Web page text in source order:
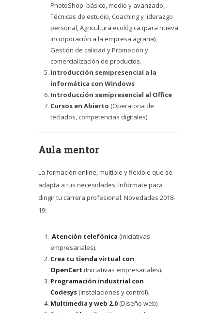
PhotoShop: básico, medio y avanzado,
Técnicas de estudio, Coaching y liderazgo
personal, Agricultura ecológica (para nueva
incorporación a la empresa agraria),
Gestión de calidad y Promoción y
comercialización de productos.
Introducción semipresencial a la
informática con Windows
Introducción semipresencial al Office
Cursos en Abierto (Operatoria de
teclados, competencias digitales)
Aula mentor
La formación online, multiple y flexible que se
adapta a tus necesidades. Infórmate para
dirigir tu carrera profesional. Novedades 2018-
19:
Atención telefónica (Iniciativas
empresariales).
Crea tu tienda virtual con
OpenCart (Iniciativas empresariales).
Programación industrial con
Codesys (Instalaciones y control).
Multimedia y web 2.0 (Diseño web).